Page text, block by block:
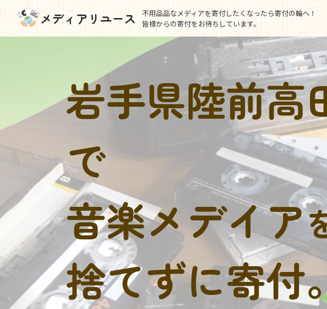
メディアリユース
不用品品なメディアを寄付したくなったら寄付の輪へ！
皆様からの寄付をお待ちしています。
岩手県陸前高
で
音楽メデイア
捨てずに寄付